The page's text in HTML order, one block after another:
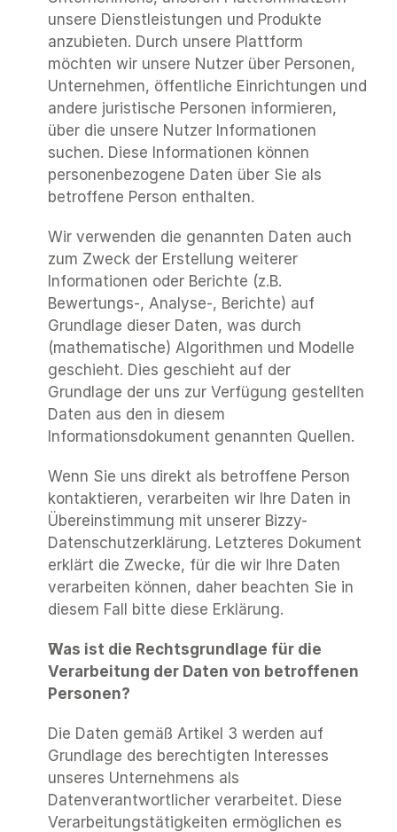
unsere Dienstleistungen und Produkte
anzubieten. Durch unsere Plattform
möchten wir unsere Nutzer über Personen,
Unternehmen, öffentliche Einrichtungen und
andere juristische Personen informieren,
über die unsere Nutzer Informationen
suchen. Diese Informationen können
personenbezogene Daten über Sie als
betroffene Person enthalten.
Wir verwenden die genannten Daten auch
zum Zweck der Erstellung weiterer
Informationen oder Berichte (z.B.
Bewertungs-, Analyse-, Berichte) auf
Grundlage dieser Daten, was durch
(mathematische) Algorithmen und Modelle
geschieht. Dies geschieht auf der
Grundlage der uns zur Verfügung gestellten
Daten aus den in diesem
Informationsdokument genannten Quellen.
Wenn Sie uns direkt als betroffene Person
kontaktieren, verarbeiten wir Ihre Daten in
Übereinstimmung mit unserer Bizzy-
Datenschutzerklärung. Letzteres Dokument
erklärt die Zwecke, für die wir Ihre Daten
verarbeiten können, daher beachten Sie in
diesem Fall bitte diese Erklärung.
Was ist die Rechtsgrundlage für die
Verarbeitung der Daten von betroffenen
Personen?
Die Daten gemäß Artikel 3 werden auf
Grundlage des berechtigten Interesses
unseres Unternehmens als
Datenverantwortlicher verarbeitet. Diese
Verarbeitungstätigkeiten ermöglichen es